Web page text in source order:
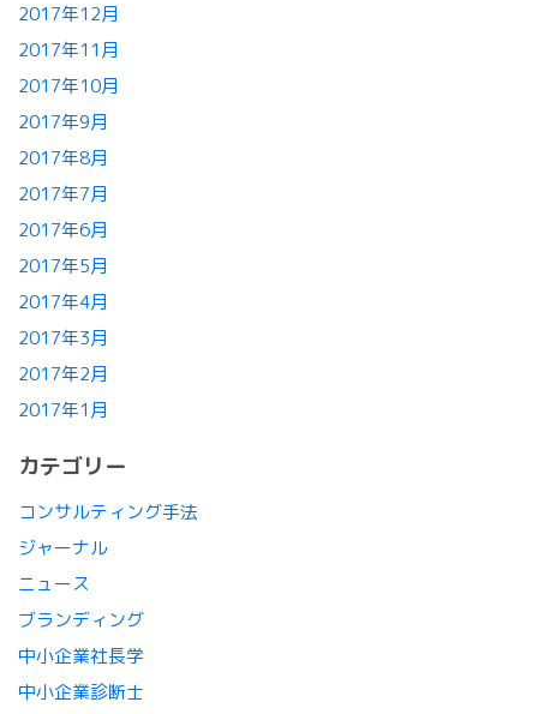
2017年12月
2017年11月
2017年10月
2017年9月
2017年8月
2017年7月
2017年6月
2017年5月
2017年4月
2017年3月
2017年2月
2017年1月
カテゴリー
コンサルティング手法
ジャーナル
ニュース
ブランディング
中小企業社長学
中小企業診断士